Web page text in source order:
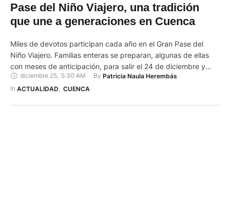
Pase del Niño Viajero, una tradición
que une a generaciones en Cuenca
Miles de devotos participan cada año en el Gran Pase del
Niño Viajero. Familias enteras se preparan, algunas de ellas
con meses de anticipación, para salir el 24 de diciembre y
convertirse en una gotita más de ese "Quinto río" de Cuenca,
como se le conoce a esta celebración. La familia de Gloria
diciembre 25, 5:30 AM By Patricia Naula Herembás
In ACTUALIDAD CUENCA